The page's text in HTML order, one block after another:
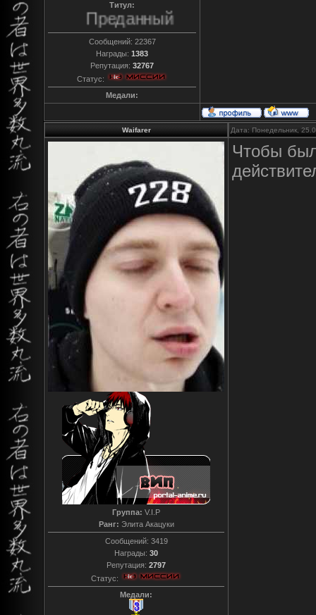
Титул:
Преданный
Сообщений: 22367
Награды: 1383
Репутация: 32767
Статус:
Медали:
Waifarer Дата: Понедельник,
Группа: V.I.P
Ранг: Элита Акацуки
Сообщений: 3419
Награды: 30
Репутация: 2797
Статус:
Медали:
Чтобы